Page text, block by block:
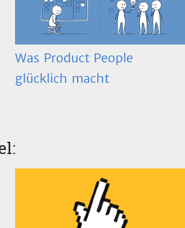
Was Product People
glücklich macht